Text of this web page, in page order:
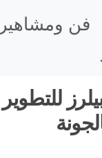
فن ومشاهير